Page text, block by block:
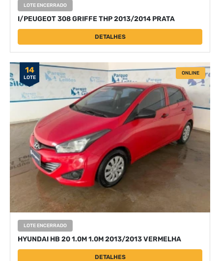
LOTE ENCERRADO
I/PEUGEOT 308 GRIFFE THP 2013/2014 PRATA
DETALHES
14
LOTE
ONLINE
LOTE ENCERRADO
HYUNDAI HB 20 1.0M 1.0M 2013/2013 VERMELHA
DETALHES